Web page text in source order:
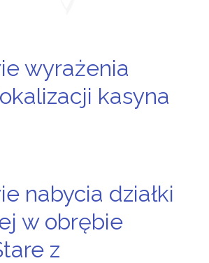
wyrażenia
kasyna
nabycia działki
w obrębie
z